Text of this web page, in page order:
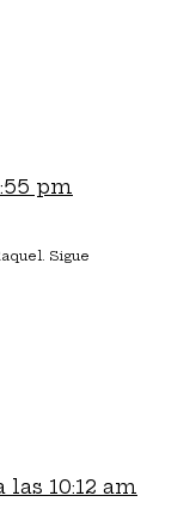
pm
Sigue
10:12 am